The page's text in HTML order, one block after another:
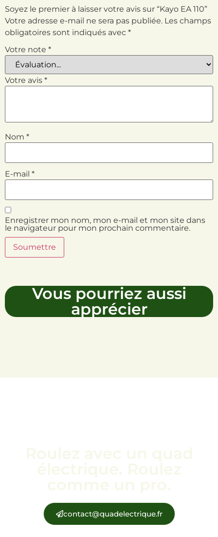
Soyez le premier à laisser votre avis sur “Kayo EA 110”
Votre adresse e-mail ne sera pas publiée. Les champs
obligatoires sont indiqués avec *
Votre note *
Votre avis *
Nom *
E-mail *
Enregistrer mon nom, mon e-mail et mon site dans
le navigateur pour mon prochain commentaire.
Vous pourriez aussi
apprécier
contact@quadelectrique.fr